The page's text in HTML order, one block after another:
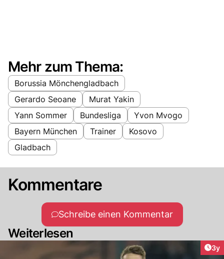
Mehr zum Thema:
Borussia Mönchengladbach
Gerardo Seoane
Murat Yakin
Yann Sommer
Bundesliga
Yvon Mvogo
Bayern München
Trainer
Kosovo
Gladbach
Kommentare
Schreibe einen Kommentar
Weiterlesen
3y